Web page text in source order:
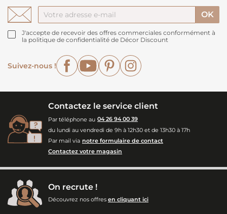
J'accepte de recevoir des offres commerciales conformément à
la politique de confidentialité de Décor Discount
Suivez-nous !
FacebookYouTubePinterest
Contactez le service client
Par téléphone au 04 26 94 00 39
du lundi au vendredi de 9h à 12h30 et de 13h30 à 17h
Par mail via notre formulaire de contact
Contactez votre magasin
On recrute !
Découvrez nos offres en cliquant ici